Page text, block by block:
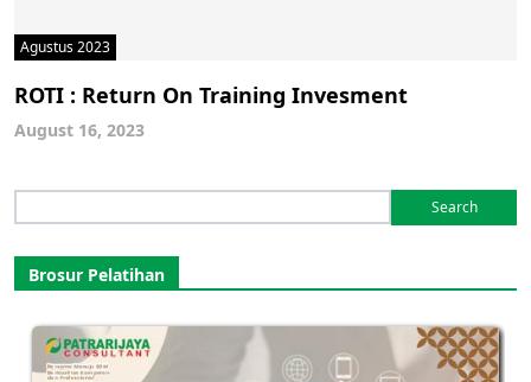
Agustus 2023
ROTI : Return On Training Invesment
August 16, 2023
for:
Brosur Pelatihan